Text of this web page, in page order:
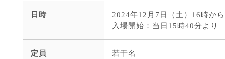
日時
2024年12月7日（土）16時か
入場開始：当日15時40分より
定員
若干名